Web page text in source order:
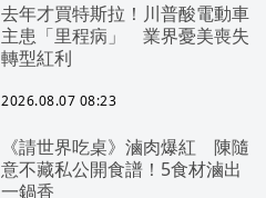
去年才買特斯拉！川普酸電動車
主患「里程病」 業界憂美喪失
轉型紅利
2026.08.07 08:23
《請世界吃桌》滷肉爆紅 陳隨
意不藏私公開食譜！5食材滷出
一鍋香